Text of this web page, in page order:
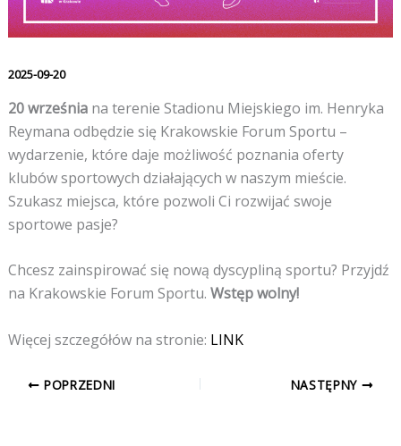
2025-09-20
20 wrześniana terenie Stadionu Miejskiego im. Henryka
Reymana odbędzie się Krakowskie Forum Sportu –
wydarzenie, które daje możliwość poznania oferty
klubów sportowych działających w naszym mieście.
Szukasz miejsca, które pozwoli Ci rozwijać swoje
sportowe pasje?
Chcesz zainspirować się nową dyscypliną sportu? Przyjdź
na Krakowskie Forum Sportu. Wstęp wolny!
Więcej szczegółów na stronie: LINK
POPRZEDNI NASTĘPNY